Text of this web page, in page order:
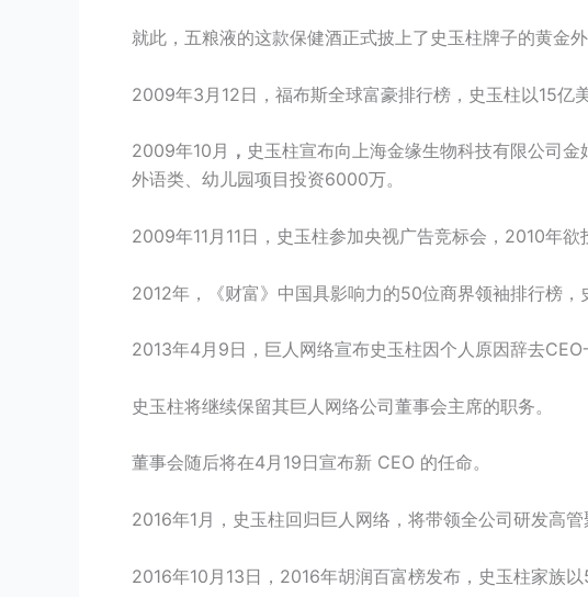
就此，五粮液的这款保健酒正式披上了史玉柱牌子的黄金外
2009年3月12日，福布斯全球富豪排行榜，史玉柱以15亿
2009年10月 ， 史玉柱宣布向上海金缘生物科技有限公司
外语类、幼儿园项目投资6000万。
2009年11月11日，史玉柱参加央视广告竞标会，2010年欲
2012年，《财富》中国具影响力的50位商界领袖排行榜，
2013年4月9日，巨人网络宣布史玉柱因个人原因辞去CEO
史玉柱将继续保留其巨人网络公司董事会主席的职务。
董事会随后将在4月19日宣布新 CEO 的任命。
2016年1月，史玉柱回归巨人网络，将带领全公司研发高管
2016年10月13日，2016年胡润百富榜发布，史玉柱家族以